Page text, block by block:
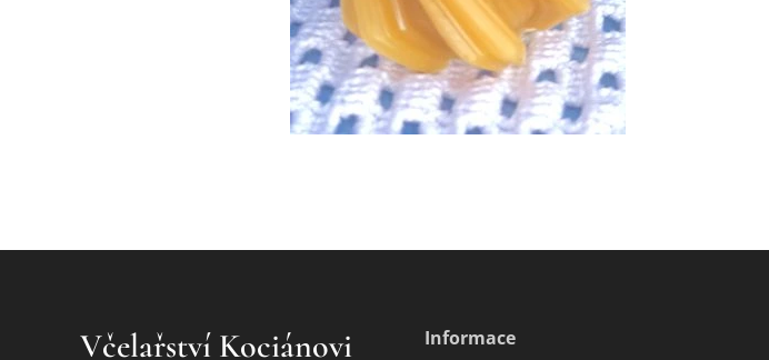
Včelařství Kociánovi Informace